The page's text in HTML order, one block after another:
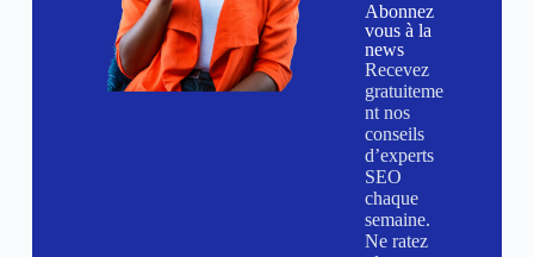
Abonnez
vous à la
news
Recevez
gratuiteme
nt nos
conseils
d’experts
SEO
chaque
semaine.
Ne ratez